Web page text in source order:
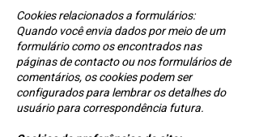
Cookies relacionados a formulários:
Quando você envia dados por meio de um
formulário como os encontrados nas
páginas de contacto ou nos formulários de
comentários, os cookies podem ser
configurados para lembrar os detalhes do
usuário para correspondência futura.